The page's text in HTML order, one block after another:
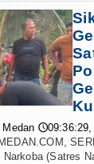
Medan 🕔
Narkoba (Satres